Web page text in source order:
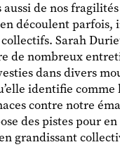
de nos fragilités
découlent parfois,
Sarah
de nombreux
dans divers
identifie comme
contre notre
des pistes pour
grandissant